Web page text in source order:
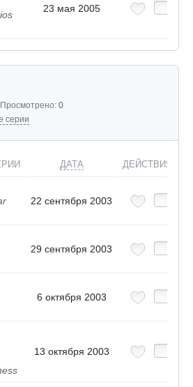
23 мая 2005
Просмотрено: 0
серии
ДАТА ДЕЙСТВИЯ
22 сентября 2003
29 сентября 2003
6 октября 2003
13 октября 2003